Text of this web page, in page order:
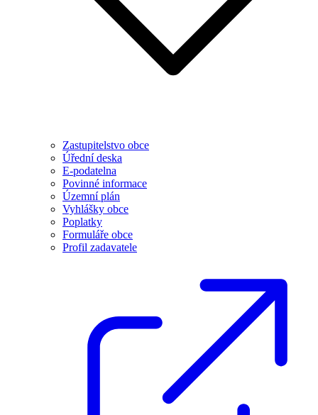
Zastupitelstvo obce
Úřední deska
E-podatelna
Povinné informace
Územní plán
Vyhlášky obce
Poplatky
Formuláře obce
Profil zadavatele